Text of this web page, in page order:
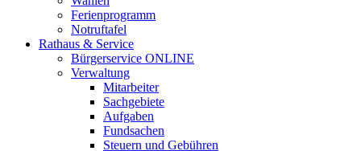
Ferienprogramm
Notruftafel
Rathaus & Service
Bürgerservice ONLINE
Verwaltung
Mitarbeiter
Sachgebiete
Aufgaben
Fundsachen
Steuern und Gebühren